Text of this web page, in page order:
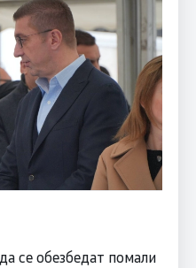
се обезбедат помали